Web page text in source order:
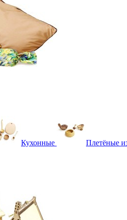
Кухонные Плетёные